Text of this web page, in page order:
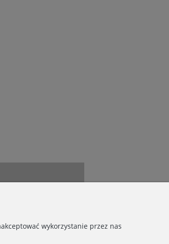
wykorzystanie przez nas